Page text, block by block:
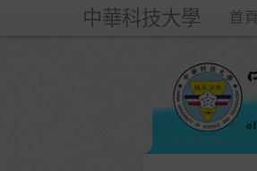
中華科技大學 首頁